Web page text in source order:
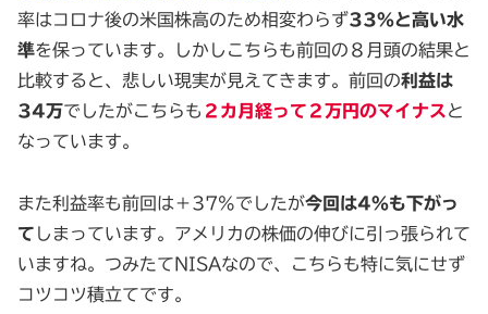
率はコロナ後の米国株高のため相変わらず33%と高い水
準を保っています。しかしこちらも前回の８月頭の結果と
比較すると、悲しい現実が見えてきます。前回の利益は
34万でしたがこちらも ２カ月経って２万円のマイナス と
なっています。
また利益率も前回は＋37%でしたが今回は4%も下がっ
て しまっています。アメリカの株価の伸びに引っ張られて
いますね。つみたてNISAなので、こちらも特に気にせず
コツコツ積立てです。